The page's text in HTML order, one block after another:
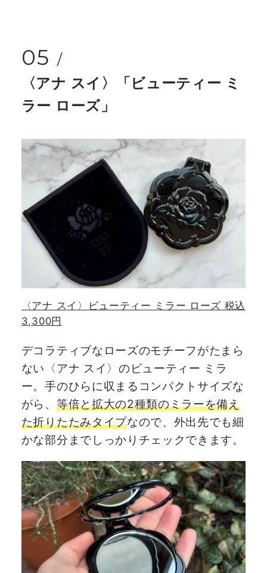
05
〈アナ スイ〉「ビューティー ミ
ラー ローズ」
〈アナ スイ〉ビューティー ミラー ローズ 税込
3,300円
デコラティブなローズのモチーフがたまら
ない〈アナ スイ〉のビューティー ミラ
ー。手のひらに収まるコンパクトサイズな
がら、 等倍と拡大の2種類のミラーを備え
た折りたたみタイプなので、外出先でも細
かな部分までしっかりチェックできます。